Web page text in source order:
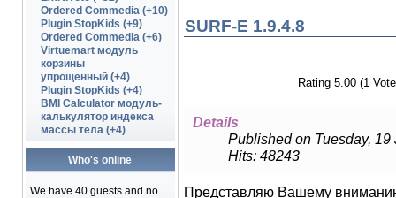
Ordered Commedia (+10)
Plugin StopKids (+9)
Ordered Commedia (+6)
Virtuemart модуль
корзины
упрощенный (+4)
Plugin StopKids (+4)
BMI Calculator модуль-
калькулятор индекса
массы тела (+4)
Who's online
We have 40 guests and no
SURF-E 1.9.4.8
Rating 5.00 (1
Details
Published on Tuesday, 19
Hits: 48243
Представляю Вашему